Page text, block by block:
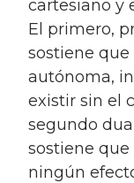
cartesiano y
El primero,
sostiene
autónoma,
existir sin el
segundo
sostiene
ningún